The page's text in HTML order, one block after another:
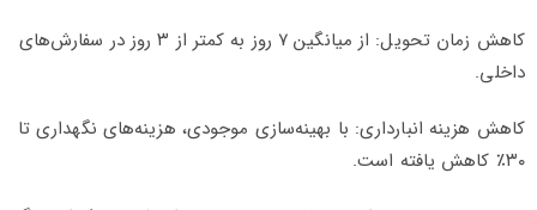
کاهش زمان تحویل: از میانگین ۷ روز به کمتر از ۳ روز در سفارش‌های
داخلی.
کاهش هزینه انبارداری: با بهینه‌سازی موجودی، هزینه‌های نگهداری تا
۳۰٪ کاهش یافته است.